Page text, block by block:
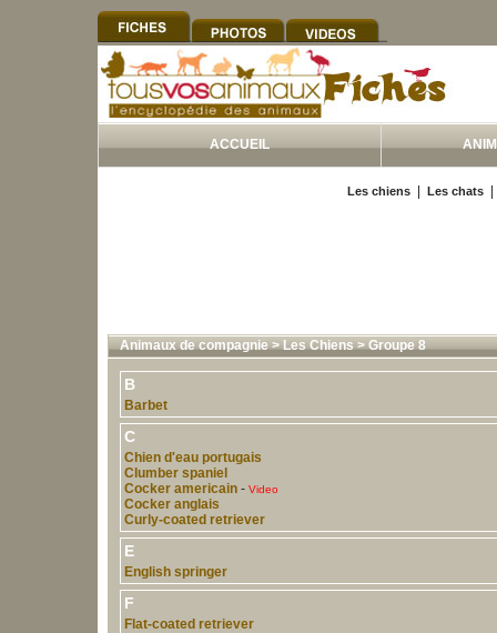
ACCUEIL
Les chiens Les chats
Animaux de compagnie>Les Chiens>Groupe 8
B
Barbet
C
Chien d'eau portugais
Clumber spaniel
Cocker americain- Video
Cocker anglais
Curly-coated retriever
E
English springer
F
Flat-coated retriever